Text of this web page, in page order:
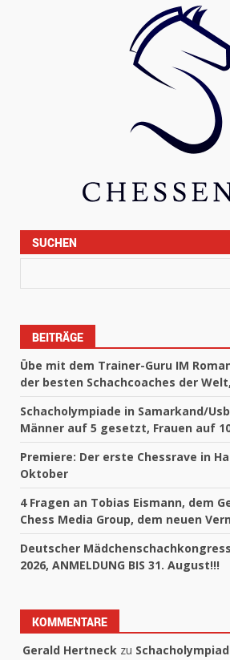
SUCHEN
BEITRÄGE
Übe mit dem Trainer-Guru IM
der besten Schachcoaches der
Schacholympiade in Samarkand/
Männer auf 5 gesetzt, Frauen auf
Premiere: Der erste Chessrave in
Oktober
4 Fragen an Tobias Eismann, dem
Chess Media Group, dem neuen
Deutscher
2026, ANMELDUNG BIS 31. August!!!
KOMMENTARE
Gerald Hertneck zu